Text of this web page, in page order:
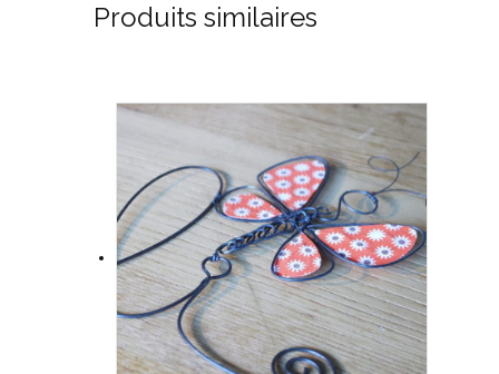
Produits similaires